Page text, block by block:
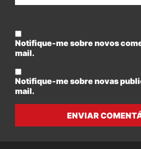
Notifique-me sobre novos
mail.
Notifique-me sobre novas
mail.
ENVIAR